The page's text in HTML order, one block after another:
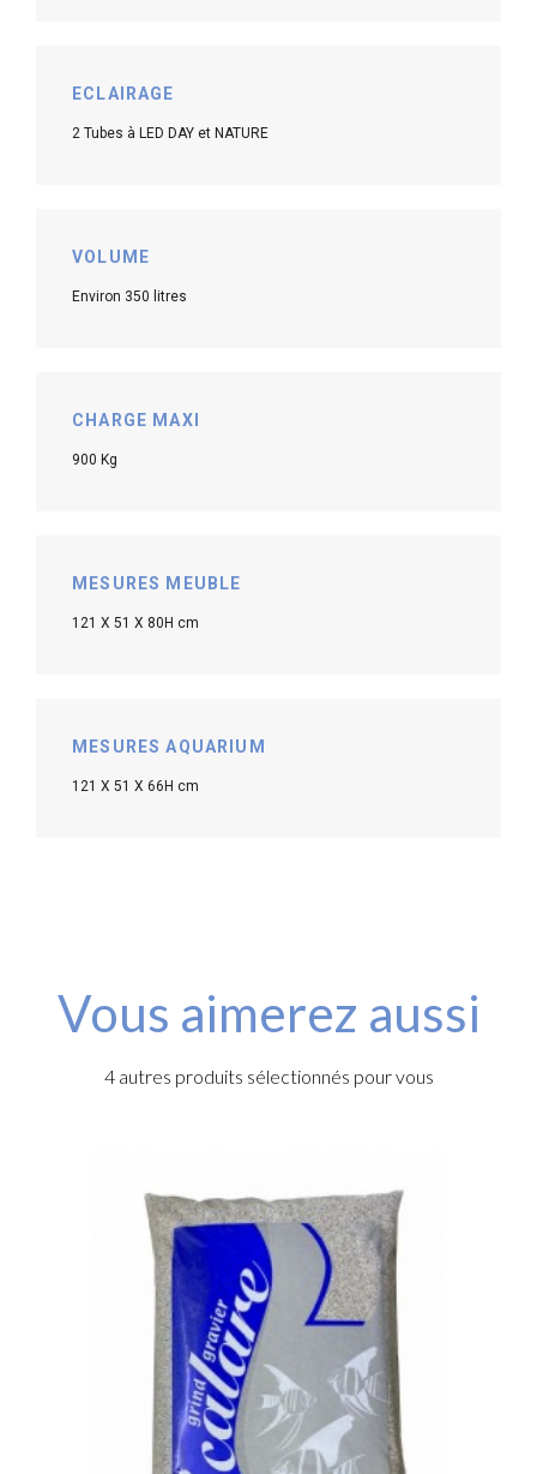
ECLAIRAGE
2 Tubes à LED DAY et NATURE
VOLUME
Environ 350 litres
CHARGE MAXI
900 Kg
MESURES MEUBLE
121 X 51 X 80H cm
MESURES AQUARIUM
121 X 51 X 66H cm
Vous aimerez aussi
4 autres produits sélectionnés pour vous